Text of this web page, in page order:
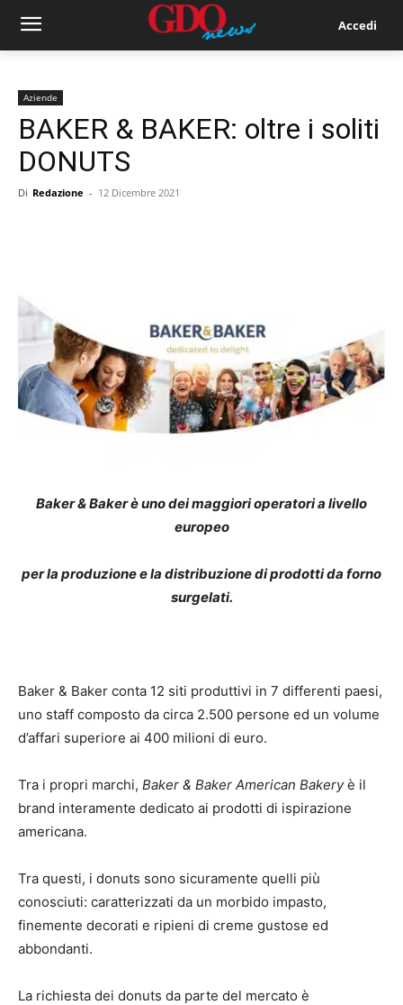
Accedi
Aziende
BAKER & BAKER: oltre i soliti
DONUTS
Di Redazione - 12 Dicembre 2021
Baker & Bakerè uno dei maggiori operatori a livello
europeo
per la produzione e la distribuzione di prodotti da forno
surgelati.
Baker & Baker conta 12 siti produttivi in 7 differenti paesi,
uno staff composto da circa 2.500 persone ed un volume
d’affari superiore ai 400 milioni di euro.
Tra i propri marchi, Baker & Baker American Bakeryè il
brand interamente dedicato ai prodotti di ispirazione
americana.
Tra questi, i donuts sono sicuramente quelli più
conosciuti: caratterizzati da un morbido impasto,
finemente decorati e ripieni di creme gustose ed
abbondanti.
La richiesta dei donuts da parte del mercato è